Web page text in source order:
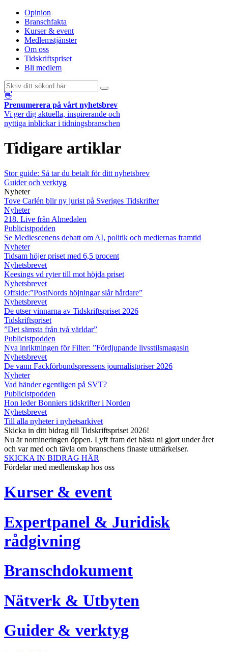
Opinion
Branschfakta
Kurser & event
Medlemstjänster
Om oss
Tidskriftspriset
Bli medlem
👋
Prenumerera på vårt nyhetsbrev
Vi ger dig aktuella, inspirerande och
nyttiga inblickar i tidningsbranschen
Tidigare artiklar
Stor guide: Så tar du betalt för ditt nyhetsbrev
Guider och verktyg
Nyheter
Tove Carlén blir ny jurist på Sveriges Tidskrifter
Nyheter
218. Live från Almedalen
Publicistpodden
Se Mediescenens debatt om AI, politik och mediernas framtid
Nyheter
Tidsam höjer priset med 6,5 procent
Nyhetsbrevet
Keesings vd ryter till mot höjda priset
Nyhetsbrevet
Offside:”PostNords höjningar slår hårdare”
Nyhetsbrevet
De utser vinnarna av Tidskriftspriset 2026
Tidskriftspriset
”Det sämsta från två världar”
Publicistpodden
Nya inriktningen för Filter: ”Fördjupande livsstilsmagasin
Nyhetsbrevet
De vann Fackförbundspressens journalistpriser 2026
Nyheter
Vad händer egentligen på SVT?
Publicistpodden
Hon leder Bonniers tidskrifter i Norden
Nyhetsbrevet
Till alla nyheter i nyhetsarkivet
Skicka in ditt bidrag till Tidskriftspriset 2026!
Nu är nomineringen öppen. Lyft fram det bästa ni gjort under året
och var med och tävla om branschens finaste utmärkelser.
SKICKA IN BIDRAG HÄR
Fördelar med medlemskap hos oss
Kurser & event
Expertpanel & Juridisk
rådgivning
Branschdokument
Nätverk & Utbyten
Guider & verktyg